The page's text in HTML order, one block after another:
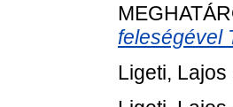
feleségével
Ligeti, Lajos